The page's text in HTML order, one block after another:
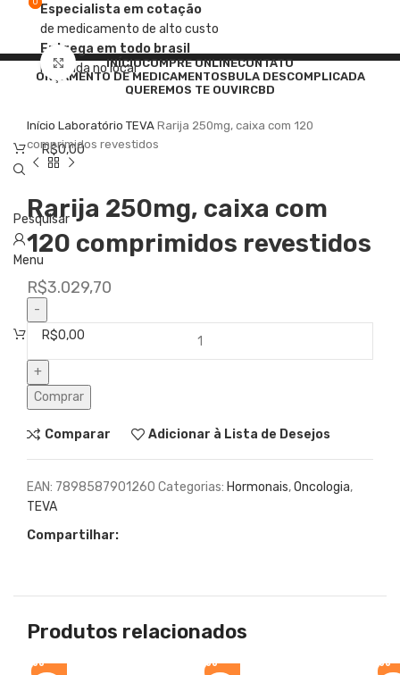
Especialista em cotação
de medicamento de alto custo
Entrega em todo brasil
Retirada no local
0
R$0,00
Pesquisar
Menu
0
R$0,00
INÍCIOCOMPRE ONLINECONTATO
ORÇAMENTO DE MEDICAMENTOSBULA DESCOMPLICADA
QUEREMOS TE OUVIRCBD
Clique para ampliar
Início Laboratório TEVA Rarija 250mg, caixa com 120
comprimidos revestidos
Rarija 250mg, caixa com
120 comprimidos revestidos
R$3.029,70
Comprar
Comparar Adicionar à Lista de Desejos
EAN: 7898587901260 Categorias: Hormonais,Oncologia,
TEVA
Compartilhar:
Produtos relacionados